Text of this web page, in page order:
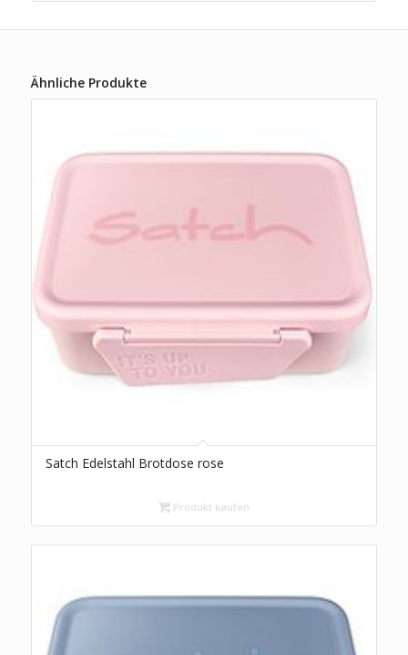
Ähnliche Produkte
Satch Edelstahl Brotdose rose
Produkt kaufen